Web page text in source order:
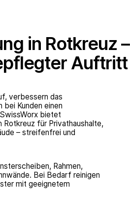
in Rotkreuz –
Auftritt
verbessern das
bei Kunden einen
bietet
Rotkreuz für Privathaushalte,
– streifenfrei und
Rahmen,
Bei Bedarf reinigen
mit geeignetem